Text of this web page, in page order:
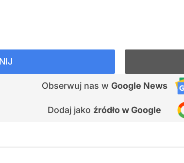
Obserwuj nas w Google News
Dodaj jako źródło w Google